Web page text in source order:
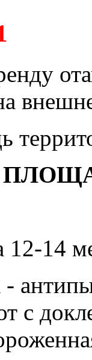
12-14
-
с